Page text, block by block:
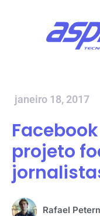
janeiro 18, 2017
projeto
Rafael